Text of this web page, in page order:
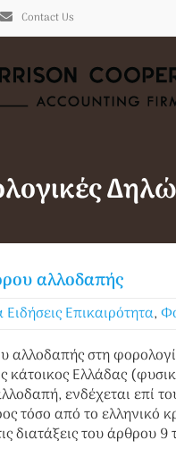
Contact Us
αλλοδαπής
Επικαιρότητα,
αλλοδαπής στη
κάτοικος Ελλάδας
ενδέχεται επί
τόσο από το ελληνικό
διατάξεις του άρθρου